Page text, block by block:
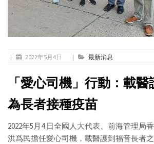
| 2022年5月4日 | 最新消息
「愛心司機」行動：載
為長者接種疫苗
2022年5月4 日全國人大代表、前海管理局
洪爲民擔任愛心司機，載醫護到福音長者